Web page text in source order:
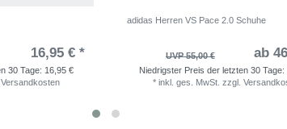
16,95 € *
30 Tage: 16,95 €
Versandkosten
adidas Herren VS Pace 2.0 Schuhe
UVP 55,00 € ab
Niedrigster Preis der letzten 30 Tage:
* inkl. ges. MwSt. zzgl.